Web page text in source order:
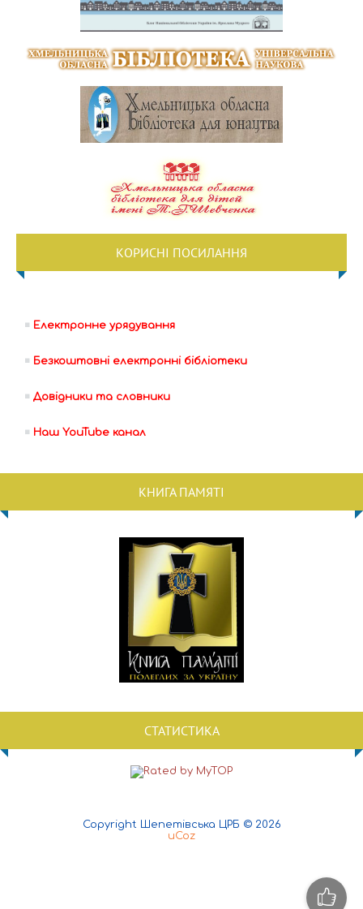
КОРИСНІ ПОСИЛАННЯ
Електронне урядування
Безкоштовні електронні бібліотеки
Довідники та словники
Наш YouTube канал
КНИГА ПАМЯТІ
СТАТИСТИКА
Copyright Шепетівська ЦРБ © 2026
uCoz